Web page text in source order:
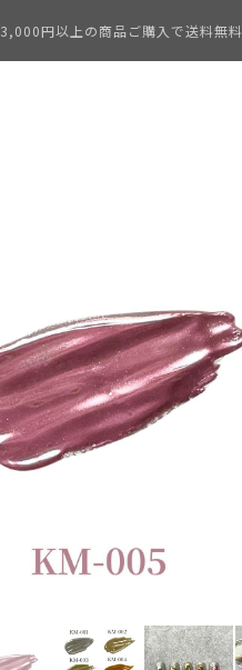
3,000円以上の商品ご購入で送料無料